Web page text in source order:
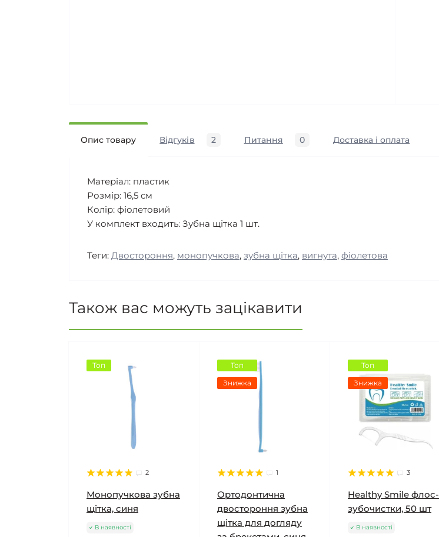
Опис товару Відгуків 2 Питання 0 Доставка і оплата
Матеріал: пластик
Розмір: 16,5 см
Колір: фіолетовий
У комплект входить: Зубна щітка 1 шт.
Теги: Двостороння, монопучкова, зубна щітка, вигнута, фіолетова
Також вас можуть зацікавити
Топ
2
Монопучкова зубна
щітка, синя
В наявності
Топ
Знижка
1
Ортодонтична
двостороння зубна
щітка для догляду
Топ
Знижка
3
Healthy Smile флос-
зубочистки, 50 шт
В наявності